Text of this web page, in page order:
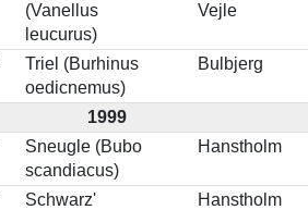
(Vanellus
leucurus)
Vejle
Triel (Burhinus
oedicnemus)
Bulbjerg
1999
Sneugle (Bubo
scandiacus)
Hanstholm
Schwarz'
Hanstholm